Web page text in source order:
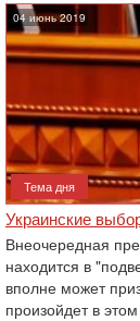
04 июнь 2019
Тема дня
Украинские
Внеочередная
находится в
вполне может
произойдет в